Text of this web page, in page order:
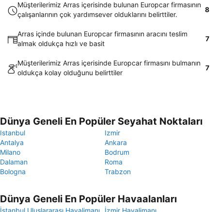
Müşterilerimiz Arras içerisinde bulunan Europcar firmasının
çalışanlarının çok yardımsever olduklarını belirttiler.
8
Arras içinde bulunan Europcar firmasının aracını teslim
almak oldukça hızlı ve basit
7
Müşterilerimiz Arras içerisinde Europcar firmasını bulmanın
oldukça kolay olduğunu belirttiler
7
Dünya Geneli En Popüler Seyahat Noktaları
Istanbul
Izmir
Antalya
Ankara
Milano
Bodrum
Dalaman
Roma
Bologna
Trabzon
Dünya Geneli En Popüler Havaalanları
İstanbul Uluslararası Havalimanı İzmir Havalimanı